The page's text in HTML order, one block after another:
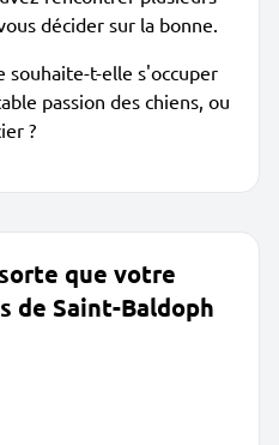
décider sur la bonne.
souhaite-t-elle s'occuper
passion des chiens, ou
?
que votre
de Saint-Baldoph